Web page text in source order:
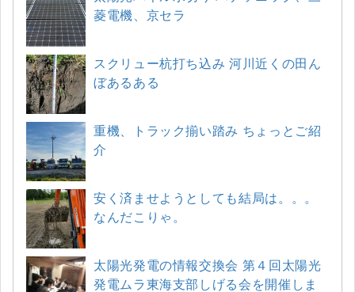
菱電機、京セラ
スクリュー杭打ち込み 河川近くの田ん
ぼあるある
重機、トラック揃い踏み ちょっとご紹
介
安く済ませようとしても結局は。。。
なんだこりゃ。
太陽光発電の情報交換会 第４回太陽光
発電ムラ東海支部しげる会を開催しま